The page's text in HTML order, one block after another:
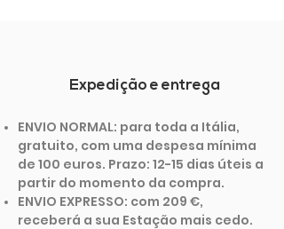
Expedição e entrega
ENVIO NORMAL: para toda a Itália,
gratuito, com uma despesa mínima
de 100 euros. Prazo: 12-15 dias úteis a
partir do momento da compra.
ENVIO EXPRESSO: com 209 €,
receberá a sua Estação mais cedo.